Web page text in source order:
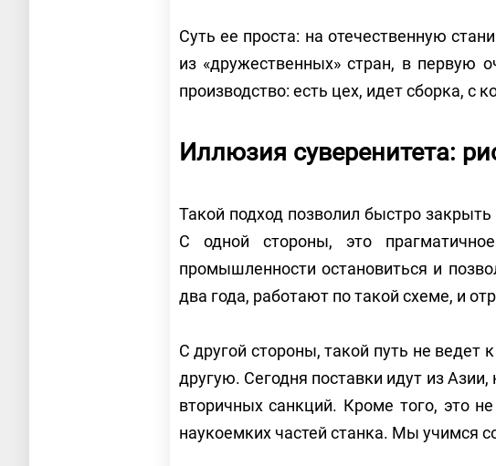
Суть ее проста: на отечественную
из «дружественных» стран, в первую
производство: есть цех, идет сборка, с
Иллюзия суверенитета:
Такой подход позволил быстро
С одной стороны, это
промышленности остановиться и
два года, работают по такой схеме, и
С другой стороны, такой путь не ведет
другую. Сегодня поставки идут из
вторичных санкций. Кроме того, это
наукоемких частей станка. Мы учимся